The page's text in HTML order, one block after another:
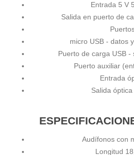
Entrada 5 V
Salida en puerto de
micro USB - datos
Puerto de carga USB -
Puerto auxiliar
Entrada
Salida
Audífonos con
Longitud